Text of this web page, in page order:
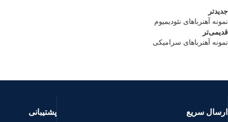
جدیدتر
نمونه آهنرباهای نئودیمیوم
قدیمی‌تر
نمونه آهنرباهای سرامیکی
ارسال سریع پشتیبانی